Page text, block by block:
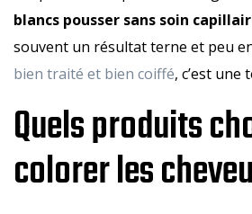
blancs pousser sans soin
souvent un résultat terne et peu
bien traité et bien coiffé, c’est
Quels produits
colorer les